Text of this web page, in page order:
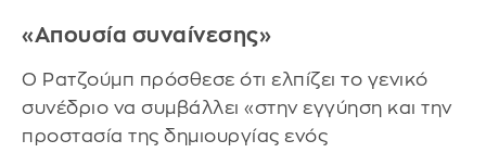
«Απουσία συναίνεσης»
Ο Ρατζούμπ πρόσθεσε ότι ελπίζει το γενικό
συνέδριο να συμβάλλει «στην εγγύηση και την
προστασία της δημιουργίας ενός